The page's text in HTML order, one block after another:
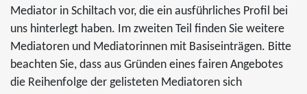
Mediator in Schiltach vor, die ein ausführliches Profil bei
uns hinterlegt haben. Im zweiten Teil finden Sie weitere
Mediatoren und Mediatorinnen mit Basiseinträgen. Bitte
beachten Sie, dass aus Gründen eines fairen Angebotes
die Reihenfolge der gelisteten Mediatoren sich